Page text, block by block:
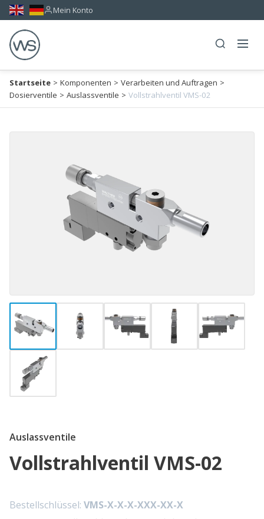
Mein Konto
Startseite > Komponenten > Verarbeiten und Auftragen >
Dosierventile > Auslassventile > Vollstrahlventil VMS-02
Auslassventile
Vollstrahlventil VMS-02
Bestellschlüssel: VMS-X-X-X-XXX-XX-X